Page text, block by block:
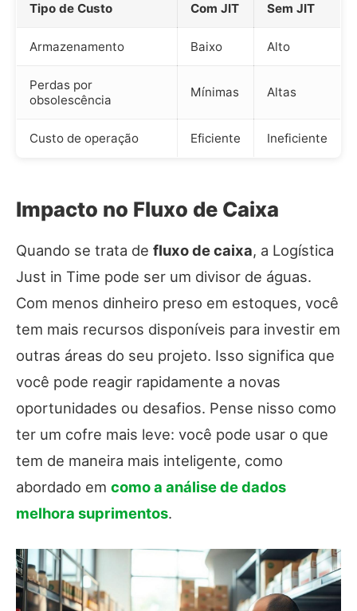
Tipo de Custo Com JIT Sem JIT
Armazenamento Baixo Alto
Perdas por
obsolescência
Mínimas Altas
Custo de operação Eficiente Ineficiente
Impacto no Fluxo de Caixa
Quando se trata de fluxo de caixa, a Logística
Just in Time pode ser um divisor de águas.
Com menos dinheiro preso em estoques, você
tem mais recursos disponíveis para investir em
outras áreas do seu projeto. Isso significa que
você pode reagir rapidamente a novas
oportunidades ou desafios. Pense nisso como
ter um cofre mais leve: você pode usar o que
tem de maneira mais inteligente, como
abordado em como a análise de dados
melhora suprimentos.